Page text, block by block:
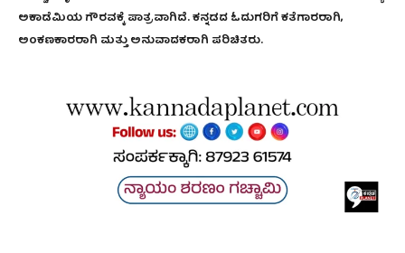
ಅಕಾಡೆಮಿಯ ಗೌರವಕ್ಕೆ ಪಾತ್ರವಾಗಿದೆ. ಕನ್ನಡದ ಓದುಗರಿಗೆ ಕತೆಗಾರರಾಗಿ,
ಅಂಕಣಕಾರರಾಗಿ ಮತ್ತು ಅನುವಾದಕರಾಗಿ ಪರಿಚಿತರು.